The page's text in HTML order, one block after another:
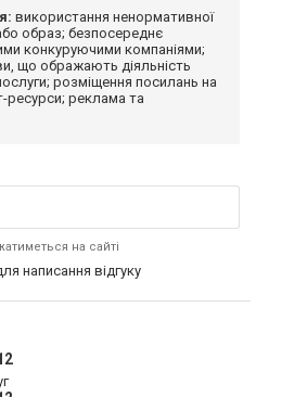
використання ненормативної
образ; безпосереднє
конкуруючими компаніями;
що ображають діяльність
послуги; розміщення посилань на
ресурси; реклама та
на сайті
написання відгуку